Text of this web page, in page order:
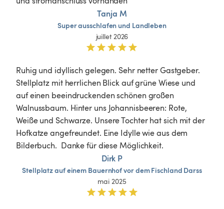
Tanja M
Superausschlafen und Landleben
juillet 2026
Ruhig und idyllisch gelegen. Sehr netter Gastgeber.
Stellplatz mit herrlichen Blick auf grüne Wiese und
auf einen beeindruckenden schönen großen
Walnussbaum. Hinter uns Johannisbeeren: Rote,
Weiße und Schwarze. Unsere Tochter hat sich mit der
Hofkatze angefreundet. Eine Idylle wie aus dem
Bilderbuch.  Danke für diese Möglichkeit.
Dirk P
Stellplatzaufeinem BauernhofvordemFischland Darss
mai 2025